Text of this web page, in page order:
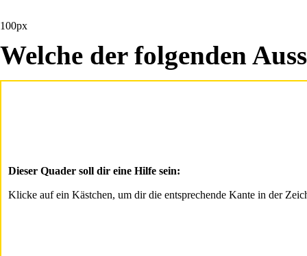
100px
Welche der folgenden
Dieser Quader soll dir eine Hilfe sein:
Klicke auf ein Kästchen, um dir die entsprechende Kante in der